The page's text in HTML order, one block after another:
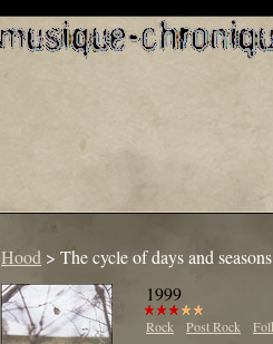
Hood > The cycle of days and seasons
1999
Rock Post Rock